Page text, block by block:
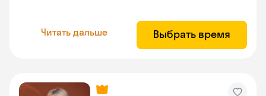
Читать дальше Выбрать время